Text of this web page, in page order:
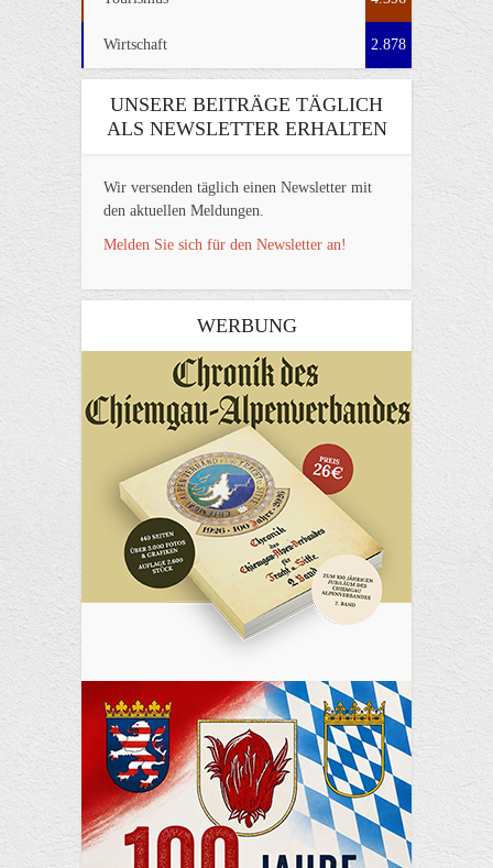
Wirtschaft 2.878
UNSERE BEITRÄGE TÄGLICH
ALS NEWSLETTER ERHALTEN
Wir versenden täglich einen Newsletter mit
den aktuellen Meldungen.
Melden Sie sich für den Newsletter an!
WERBUNG